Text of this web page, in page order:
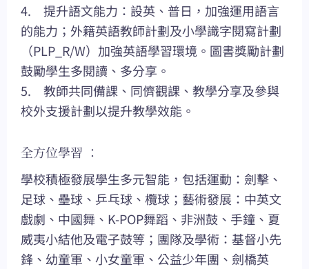
4. 提升語文能力：設英、普日，加強運用語言
的能力；外籍英語教師計劃及小學識字閱寫計劃
（PLP_R/W）加強英語學習環境。圖書獎勵計劃
鼓勵學生多閱讀、多分享。
5. 教師共同備課、同儕觀課、教學分享及參與
校外支援計劃以提升教學效能。
全方位學習 ：
學校積極發展學生多元智能，包括運動：劍擊、
足球、壘球、乒乓球、欖球；藝術發展：中英文
戲劇、中國舞、K-POP舞蹈、非洲鼓、手鐘、夏
威夷小結他及電子鼓等；團隊及學術：基督小先
鋒、幼童軍、小女童軍、公益少年團、劍橋英